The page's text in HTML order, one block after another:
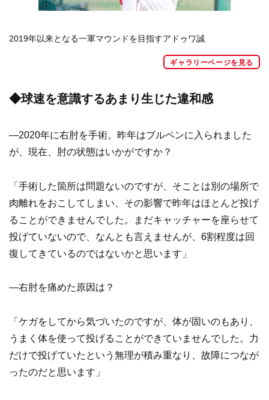
2019年以来となる一軍マウンドを目指すアドゥワ誠
ギャラリーページを見る
◆球速を意識するあまり生じた違和感
―2020年に右肘を手術。昨年はブルペンに入られました
が、現在、肘の状態はいかがですか？
「手術した箇所は問題ないのですが、そことは別の場所で
肉離れをおこしてしまい、その影響で昨年はほとんど投げ
ることができませんでした。まだキャッチャーを座らせて
投げていないので、なんとも言えませんが、6割程度は回
復してきているのではないかと思います」
―右肘を痛めた原因は？
「ケガをしてから気づいたのですが、体が固いのもあり、
うまく体を使って投げることができていませんでした。力
だけで投げていたという無理が積み重なり、故障につなが
ったのだと思います」